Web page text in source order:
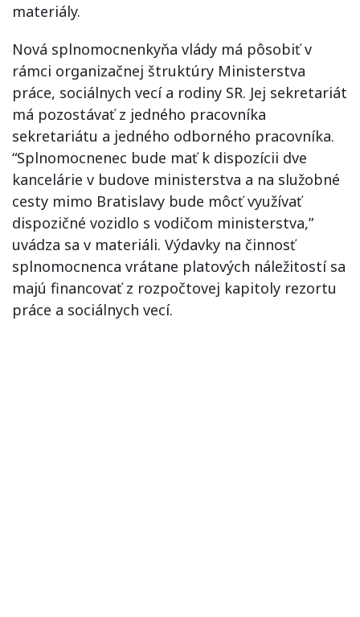
materiály.
Nová splnomocnenkyňa vlády má pôsobiť v
rámci organizačnej štruktúry Ministerstva
práce, sociálnych vecí a rodiny SR. Jej sekretariát
má pozostávať z jedného pracovníka
sekretariátu a jedného odborného pracovníka.
“Splnomocnenec bude mať k dispozícii dve
kancelárie v budove ministerstva a na služobné
cesty mimo Bratislavy bude môcť využívať
dispozičné vozidlo s vodičom ministerstva,”
uvádza sa v materiáli. Výdavky na činnosť
splnomocnenca vrátane platových náležitostí sa
majú financovať z rozpočtovej kapitoly rezortu
práce a sociálnych vecí.